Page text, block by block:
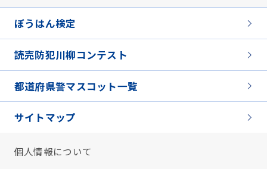
ぼうはん検定
読売防犯川柳コンテスト
都道府県警マスコット一覧
サイトマップ
個人情報について